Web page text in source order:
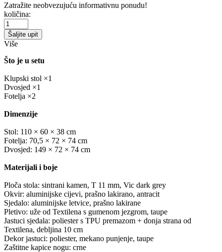
Zatražite neobvezujuću informativnu ponudu!
količina:
Šaljite upit
Više
Što je u setu
Klupski stol ×1
Dvosjed ×1
Fotelja ×2
Dimenzije
Stol: 110 × 60 × 38 cm
Fotelja: 70,5 × 72 × 74 cm
Dvosjed: 149 × 72 × 74 cm
Materijali i boje
Ploča stola: sintrani kamen, T 11 mm, Vic dark grey
Okvir: aluminijske cijevi, prašno lakirano, antracit
Sjedalo: aluminijske letvice, prašno lakirane
Pletivo: uže od Textilena s gumenom jezgrom, taupe
Jastuci sjedala: poliester s TPU premazom + donja strana od
Textilena, debljina 10 cm
Dekor jastuci: poliester, mekano punjenje, taupe
Zaštitne kapice nogu: crne